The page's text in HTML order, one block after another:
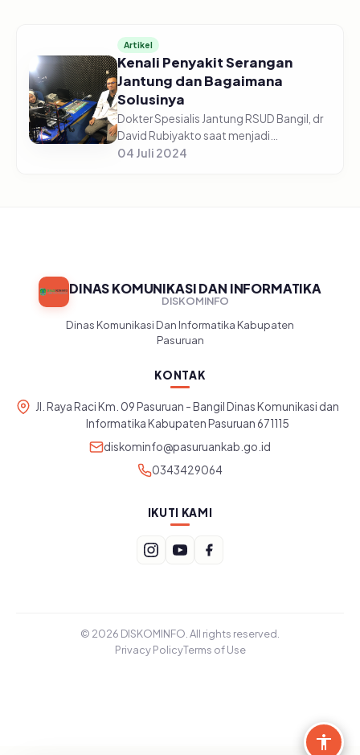
Artikel
Kenali Penyakit Serangan
Jantung dan Bagaimana
Solusinya
Dokter Spesialis Jantung RSUD Bangil, dr
David Rubiyakto saat menjadi
narasumber di talkshow kesehatan yang
04 Juli 2024
DINAS KOMUNIKASI DAN INFORMATIKA
DISKOMINFO
Dinas Komunikasi Dan Informatika Kabupaten
Pasuruan
KONTAK
Jl. Raya Raci Km. 09 Pasuruan - Bangil Dinas Komunikasi dan
Informatika Kabupaten Pasuruan 671115
diskominfo@pasuruankab.go.id
0343429064
IKUTI KAMI
© 2026 DISKOMINFO. All rights reserved.
Privacy PolicyTerms of Use